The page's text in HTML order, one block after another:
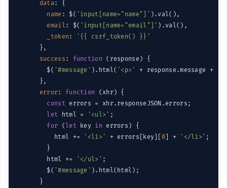
data : {
name : $( 'input[name="name"]' ).val(),
email : $( 'input[name="email"]' ).val(),
_token :
'{{ csrf_token() }}'
      },
success : function ( response) {
        $(
'#message' ).html( '<p>' + response.message +
      },
error: function ( xhr) {
const errors = xhr.responseJSON.errors;
let html = '<ul>' ;
for (let key in errors) {
          html +=
'<li>' + errors[key][ 0] + '</li>' ;
        }
        html +=
'</ul>' ;
        $(
'#message' ).html(html);
      }